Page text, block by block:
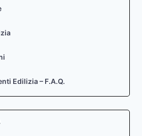
Edilizia – F.A.Q.